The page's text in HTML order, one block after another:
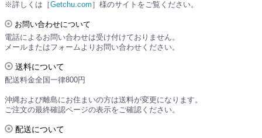
※詳しくは［Getchu.com ］様のサイトをご覧ください。
お問い合わせについて
電話によるお問い合わせは受け付けておりません。
メールまたはフォームよりお問い合わせください。
送料について
配送料金全国一律800円
沖縄および離島にお住まいの方は送料が変更になります。
ご注文の最終確認ページの表示をご確認ください。
配送について